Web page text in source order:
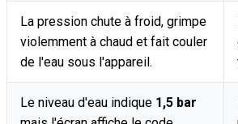
La pression chute à froid, grimpe
violemment à chaud et fait couler
de l'eau sous l'appareil.
Le niveau d'eau indique 1,5 bar